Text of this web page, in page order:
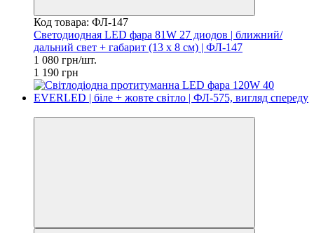
Код товара: ФЛ-147
Светодиодная LED фара 81W 27 диодов | ближний/
дальний свет + габарит (13 х 8 см) | ФЛ-147
1 080 грн/шт.
1 190 грн